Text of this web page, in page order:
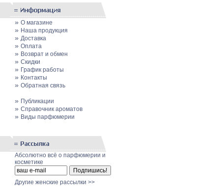
» О магазине
» Наша продукция
» Доставка
» Оплата
» Возврат и обмен
» Скидки
» График работы
» Контакты
» Обратная связь
» Публикации
» Cправочник ароматов
» Виды парфюмерии
Абсолютно всё о парфюмерии и
косметике
Другие женские рассылки >>